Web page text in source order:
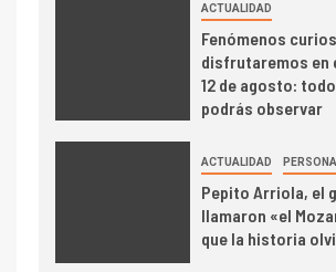
ACTUALIDAD
Fenómenos
disfrutaremos en
12 de agosto:
podrás observar
ACTUALIDAD
Pepito Arriola, el
llamaron «el
que la historia